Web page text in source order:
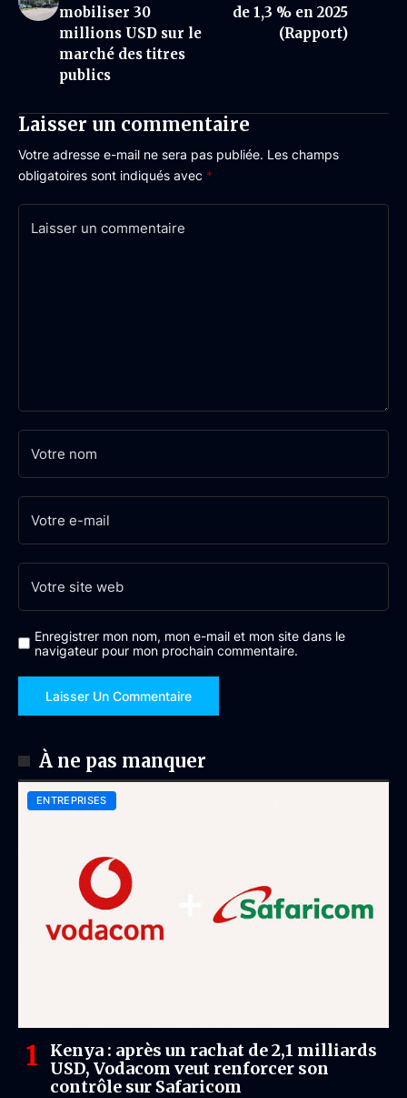
mobiliser 30
millions USD sur le
marché des titres
publics
de 1,3 % en 2025
(Rapport)
Laisser un commentaire
Votre adresse e-mail ne sera pas publiée. Les champs
obligatoires sont indiqués avec *
Enregistrer mon nom, mon e-mail et mon site dans le
navigateur pour mon prochain commentaire.
À ne pas manquer
ENTREPRISES
Kenya : après un rachat de 2,1 milliards
USD, Vodacom veut renforcer son
contrôle sur Safaricom